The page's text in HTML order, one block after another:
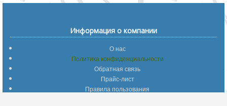
Информация о компании
О нас
Политика конфиденциальности
Обратная связь
Прайс-лист
Правила пользования